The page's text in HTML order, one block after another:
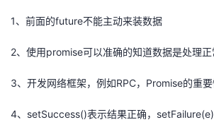
1、前面的future不能主动来装数据
2、使用promise可以准确的知道数据是处理正
3、开发网络框架，例如RPC，Promise的重
4、setSuccess()表示结果正确，